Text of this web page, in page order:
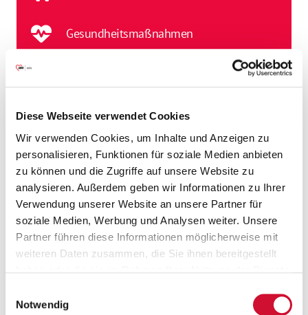
Diese Webseite verwendet Cookies
Wir verwenden Cookies, um Inhalte und Anzeigen zu
personalisieren, Funktionen für soziale Medien anbieten
zu können und die Zugriffe auf unsere Website zu
analysieren. Außerdem geben wir Informationen zu Ihrer
Verwendung unserer Website an unsere Partner für
soziale Medien, Werbung und Analysen weiter. Unsere
Partner führen diese Informationen möglicherweise mit
weiteren Daten zusammen, die Sie ihnen bereitgestellt
Wenn Sie auf „Cookies zulassen“ klicken, so stimmen
Notwendig
Gesundheitsmaßnahmen
Betriebsarzt
24.12. und 31.12. arbeitsfrei
Jahressonderzahlung
Bezuschusstes
Jobticket/Deutschlandticket